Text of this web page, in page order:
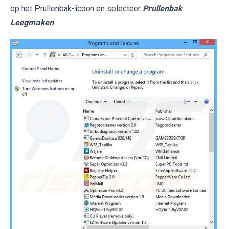
op het Prullenbak-icoon en selecteer Prullenbak
Leegmaken .